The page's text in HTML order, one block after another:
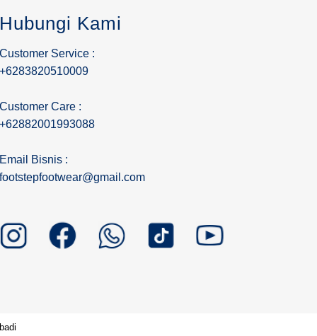
Hubungi Kami
Customer Service :
+6283820510009
Customer Care :
+62882001993088
Email Bisnis :
footstepfootwear@gmail.com